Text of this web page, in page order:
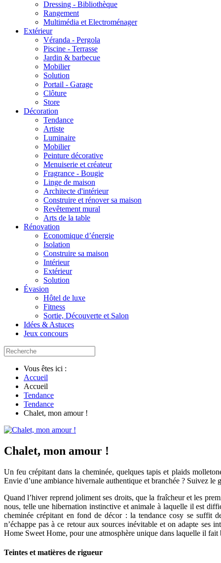
Dressing - Bibliothèque
Rangement
Multimédia et Electroménager
Extérieur
Véranda - Pergola
Piscine - Terrasse
Jardin & barbecue
Mobilier
Solution
Portail - Garage
Clôture
Store
Décoration
Tendance
Artiste
Luminaire
Mobilier
Peinture décorative
Menuiserie et créateur
Fragrance - Bougie
Linge de maison
Architecte d'intérieur
Construire et rénover sa maison
Revêtement mural
Arts de la table
Rénovation
Economique d’énergie
Isolation
Construire sa maison
Intérieur
Extérieur
Solution
Évasion
Hôtel de luxe
Fitness
Sortie, Découverte et Salon
Idées & Astuces
Jeux concours
Vous êtes ici :
Accueil
Accueil
Tendance
Tendance
Chalet, mon amour !
Chalet, mon amour !
Un feu crépitant dans la cheminée, quelques tapis et plaids
Envie d’une ambiance hivernale authentique et branchée ? Suivez le
Quand l’hiver reprend joliment ses droits, que la fraîcheur et les
nous, telle une hibernation instinctive et animale à laquelle il est
cheminée crépitant en fond de décor : la tendance cosy se suffit
n’échappe pas à ce retour aux sources inévitable et on adapte ses
Home Sweet Home, pour une atmosphère unique dans laquelle il fait
Teintes et matières de rigueur